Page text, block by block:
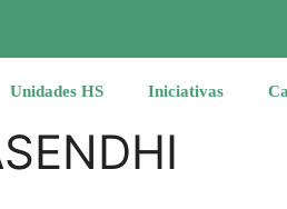
Unidades HS Iniciativas